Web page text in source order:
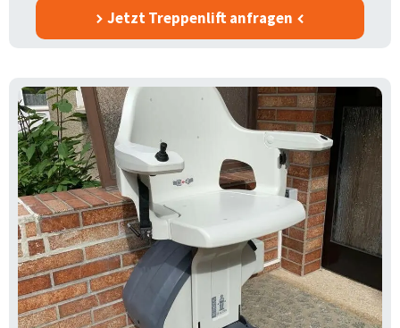
Jetzt Treppenlift anfragen